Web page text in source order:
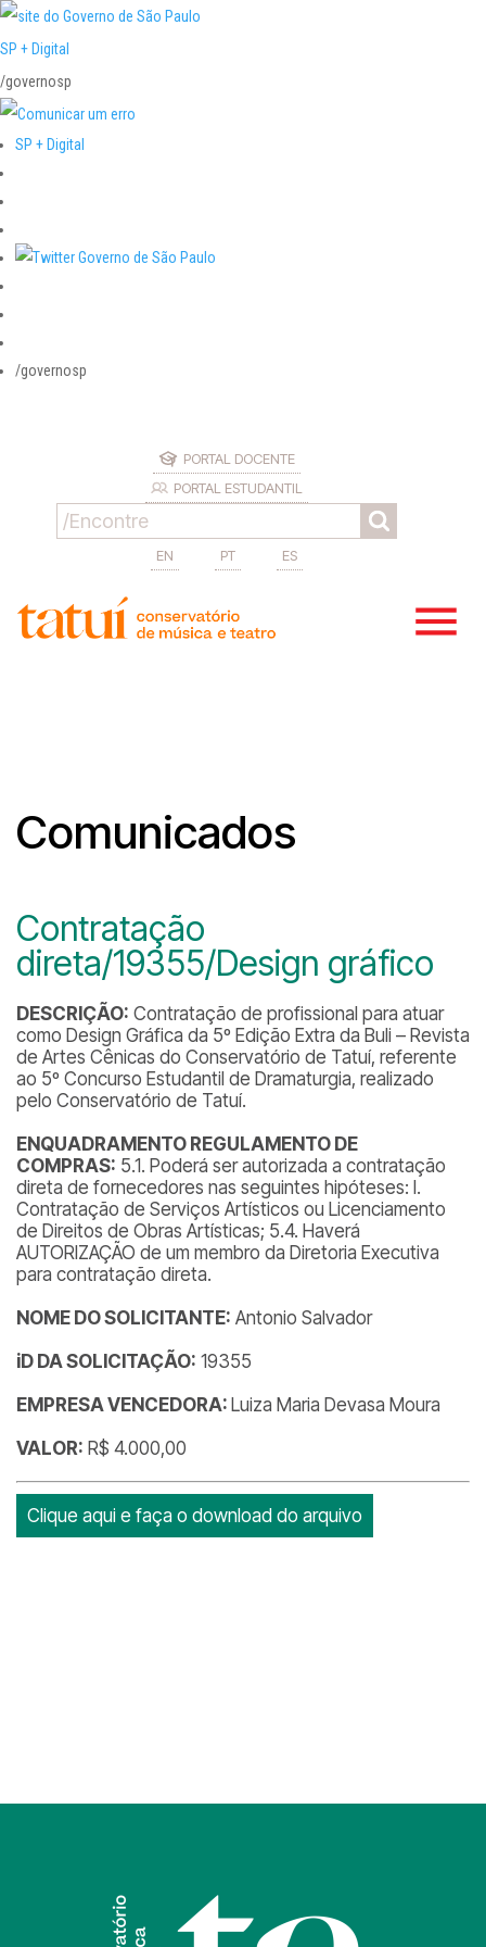
SP + Digital
/governosp
SP + Digital
/governosp
PORTAL DOCENTE
PORTAL ESTUDANTIL
EN PT ES
Comunicados
Contratação
direta/19355/Design gráfico
DESCRIÇÃO: Contratação de profissional para atuar
como Design Gráfica da 5º Edição Extra da Buli – Revista
de Artes Cênicas do Conservatório de Tatuí, referente
ao 5º Concurso Estudantil de Dramaturgia, realizado
pelo Conservatório de Tatuí.
ENQUADRAMENTO REGULAMENTO DE
COMPRAS: 5.1. Poderá ser autorizada a contratação
direta de fornecedores nas seguintes hipóteses: I.
Contratação de Serviços Artísticos ou Licenciamento
de Direitos de Obras Artísticas; 5.4. Haverá
AUTORIZAÇÃO de um membro da Diretoria Executiva
para contratação direta.
NOME DO SOLICITANTE: Antonio Salvador
iD DA SOLICITAÇÃO: 19355
EMPRESA VENCEDORA: Luiza Maria Devasa Moura
VALOR: R$ 4.000,00
Clique aqui e faça o download do arquivo